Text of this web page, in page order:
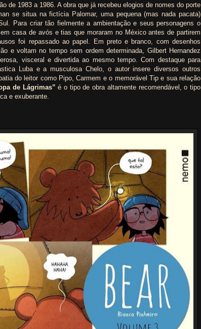
de 1983 a 1986. A obra que já recebeu elogios de nomes do porte
se situa na fictícia Palomar, uma pequena (mas nada pacata)
Para criar tão fielmente a ambientação e seus personagens o
casa de avós e tias que moraram no México antes de partirem
foi repassado ao papel. Em preto e branco, com desenhos
e voltam no tempo sem ordem determinada, Gilbert Hernandez
visceral e divertida ao mesmo tempo. Com destaque para
Luba e a musculosa Chelo, o autor insere diversos outros
do leitor como Pipo, Carmem e o memorável Tip e sua relação
de Lágrimas” é o tipo de obra altamente recomendável, o tipo
e exuberante.